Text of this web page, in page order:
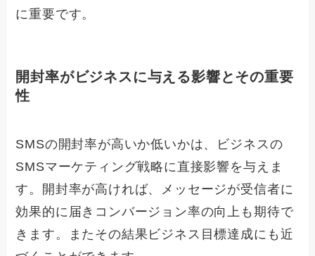
に重要です。
開封率がビジネスに与える影響とその重要
性
SMSの開封率が高いか低いかは、ビジネスの
SMSマーケティング戦略に直接影響を与えま
す。開封率が高ければ、メッセージが受信者に
効果的に届きコンバージョン率の向上も期待で
きます。またその結果ビジネス目標達成にも近